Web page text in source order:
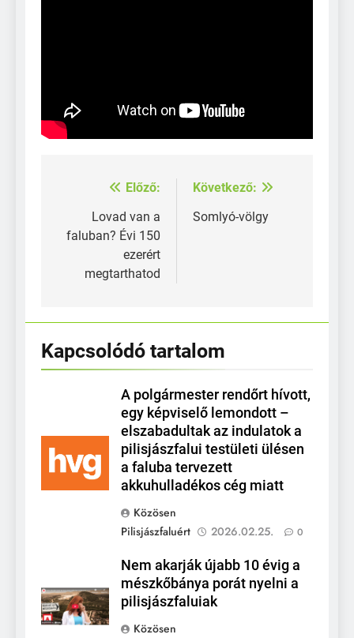
Bejegyzés
navigáció
Előző:
Lovad van a
faluban? Évi 150
ezerért
megtarthatod
Következő:
Somlyó-völgy
Kapcsolódó tartalom
A polgármester rendőrt hívott,
egy képviselő lemondott –
elszabadultak az indulatok a
pilisjászfalui testületi ülésen
a faluba tervezett
akkuhulladékos cég miatt
Közösen
Pilisjászfaluért
2026.02.25. 0
Nem akarják újabb 10 évig a
mészkőbánya porát nyelni a
pilisjászfaluiak
Közösen